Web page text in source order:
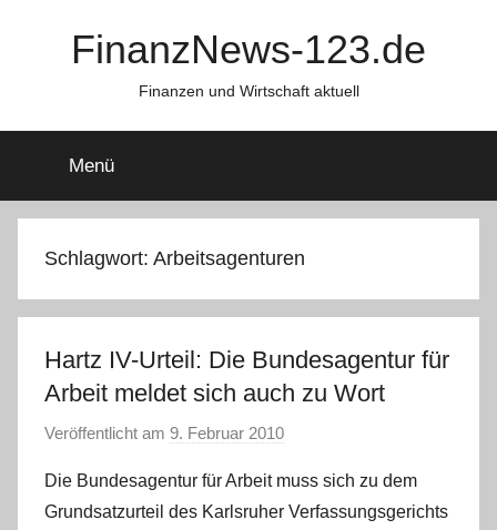
FinanzNews-123.de
Finanzen und Wirtschaft aktuell
Menü
Schlagwort: Arbeitsagenturen
Hartz IV-Urteil: Die Bundesagentur für
Arbeit meldet sich auch zu Wort
Veröffentlicht am 9. Februar 2010
n
C
Die Bundesagentur für Arbeit muss sich zu dem
Grundsatzurteil des Karlsruher Verfassungsgerichts